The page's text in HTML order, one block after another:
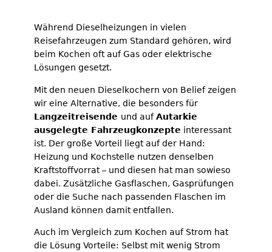
Während Dieselheizungen in vielen
Reisefahrzeugen zum Standard gehören, wird
beim Kochen oft auf Gas oder elektrische
Lösungen gesetzt.
Mit den neuen Dieselkochern von Belief zeigen
wir eine Alternative, die besonders für
Langzeitreisende und aufAutarkie
ausgelegte Fahrzeugkonzepte interessant
ist. Der große Vorteil liegt auf der Hand:
Heizung und Kochstelle nutzen denselben
Kraftstoffvorrat – und diesen hat man sowieso
dabei. Zusätzliche Gasflaschen, Gasprüfungen
oder die Suche nach passenden Flaschen im
Ausland können damit entfallen.
Auch im Vergleich zum Kochen auf Strom hat
die Lösung Vorteile: Selbst mit wenig Strom